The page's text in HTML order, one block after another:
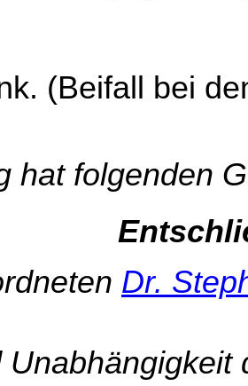
(Beifall bei
hat folgenden
Dr.
Unabhängigkeit